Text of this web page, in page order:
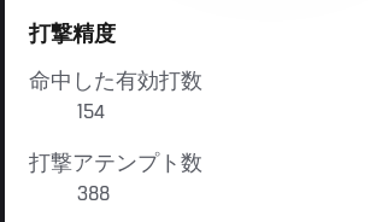
打撃精度
命中した有効打数
154
打撃アテンプト数
388